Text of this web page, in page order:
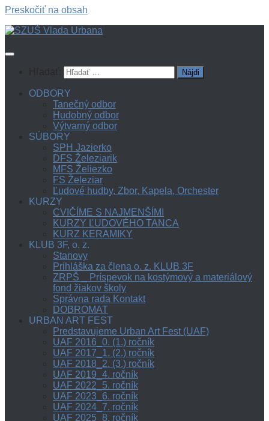
Preskočiť na obsah
ODBORY
Tanečný odbor
Hudobný odbor
Výtvarný odbor
SÚBORY
SPH Jazierko
DFS Železiarik
MFS Želiezko
FS Železiar
Ľudové hudby, Zbor, Kapela, Orchester
KURZY
CVIČÍME S NAJMENŠÍMI
KURZY ĽUDOVÉHO TANCA
KURZ KERAMIKY
KLUB 3F, o. z.
Stanovy
Prihláška za člena o. z. KLUB 3F
ZRPŠ _ Príspevok na kostýmový a materiálový
fond žiakov školy
Správna rada Kontakt
DOBROMAT
URBAN ART FEST
Predstavujeme Urban Art Fest (UAF)
UAF 2016_0. (1.) ročník
UAF 2017_1. (2.) ročník
UAF 2018_2. (3.) ročník
UAF 2019_4. ročník
UAF 2022_5. ročník
UAF 2023_6. ročník
UAF 2024_7. ročník
UAF 2025_8. ročník